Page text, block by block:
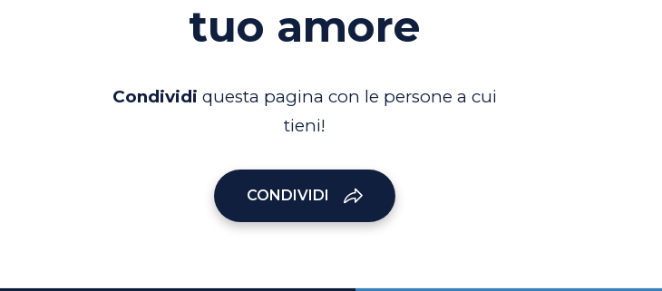
tuo amore
Condividi questa pagina con le persone a cui
tieni!
CONDIVIDI